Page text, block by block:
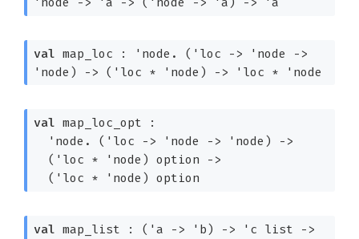
val map_loc : 'node. ( 'loc -> 'node
->
'node ) -> ( 'loc * 'node ) -> 'loc * 'node
val map_loc_opt :
  'node.
( 'loc -> 'node -> 'node )
->
( 'loc * 'node ) option
->
( 'loc * 'node ) option
val map_list : ( 'a -> 'b) -> 'c list ->